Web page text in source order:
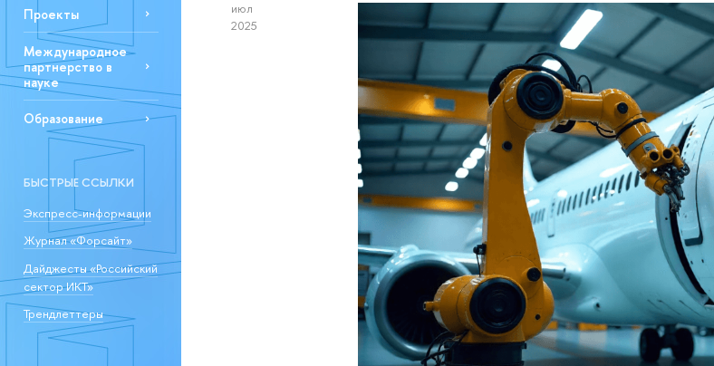
Проекты
Международное
партнерство в
науке
Образование
БЫСТРЫЕ ССЫЛКИ
Экспресс-информации
Журнал «Форсайт»
Дайджесты «Российский
сектор ИКТ»
Трендлеттеры
июл
2025